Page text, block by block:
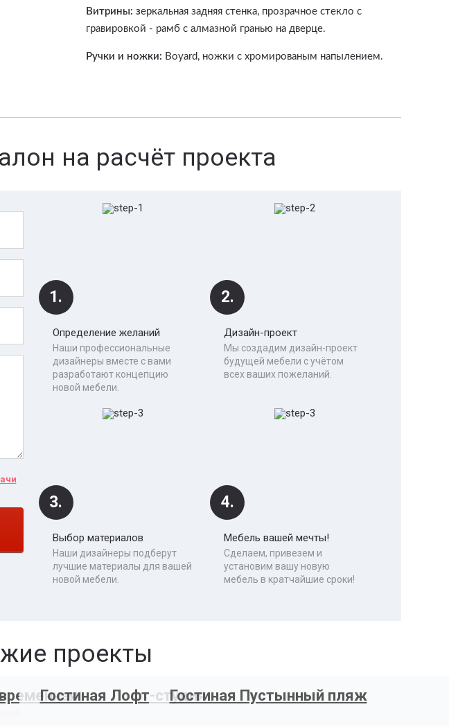
Витрины: зеркальная задняя стенка, прозрачное стекло с
гравировкой - рамб с алмазной гранью на дверце.
Ручки и ножки: Boyard, ножки с хромированым напылением.
на расчёт проекта
1.
Определение желаний
Наши профессиональные
дизайнеры вместе с вами
разработают концепцию
новой мебели.
2.
Дизайн-проект
Мы создадим дизайн-проект
будущей мебели с учётом
всех ваших пожеланий.
3.
Выбор материалов
Наши дизайнеры подберут
лучшие материалы для вашей
новой мебели.
4.
Мебель вашей мечты!
Сделаем, привезем и
установим вашу новую
мебель в кратчайшие сроки!
проекты
Гостиная Лофт-студияГостиная Пустынный пляж